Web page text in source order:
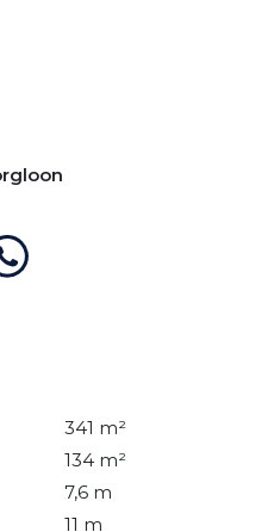
341 m²
134 m²
7,6 m
11 m